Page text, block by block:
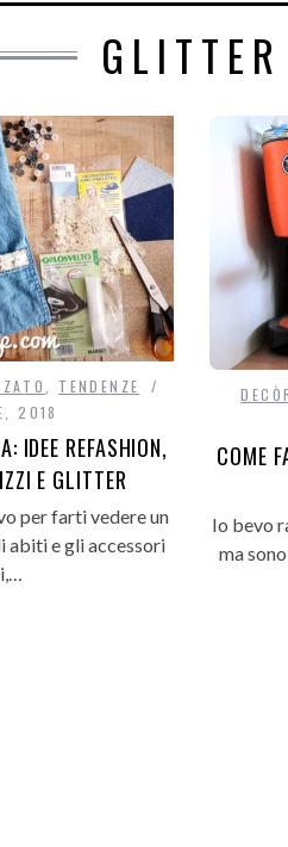
GLITTER
TENDENZE
2018
IDEE REFASHION,
E GLITTER
per farti vedere un
abiti e gli accessori
COME
Io bevo
ma